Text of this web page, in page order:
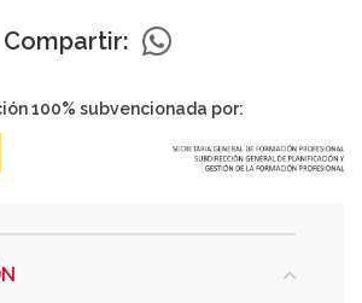
Compartir:
100% subvencionada por: